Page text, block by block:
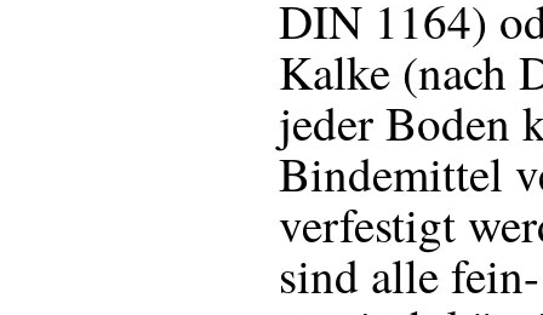
DIN 1164)
Kalke (nach
jeder Boden
Bindemittel
verfestigt
sind alle